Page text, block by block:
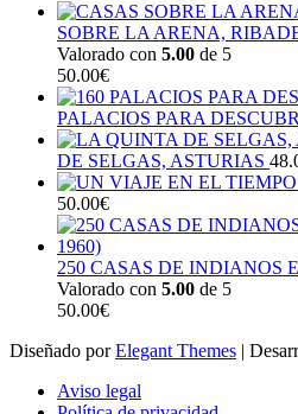
SOBRE LA ARENA,
Valorado con 5.00 de 5
50.00€
PALACIOS PARA
DE SELGAS, ASTURIAS
50.00€
250 CASAS DE INDIANOS
Valorado con 5.00 de 5
50.00€
Diseñado porElegant Themes |
Aviso legal